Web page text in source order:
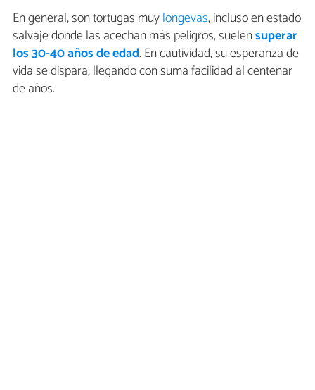
En general, son tortugas muylongevas, incluso en estado
salvaje donde las acechan más peligros, suelensuperar
los 30-40 años de edad. En cautividad, su esperanza de
vida se dispara, llegando con suma facilidad al centenar
de años.